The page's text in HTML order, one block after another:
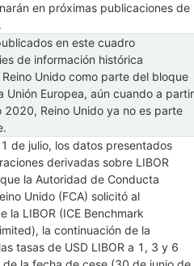
en próximas publicaciones de
en este cuadro
de información histórica
Unido como parte del bloque
Unión Europea, aún cuando a partir
2020, Reino Unido ya no es parte
de julio, los datos presentados
derivadas sobre LIBOR
la Autoridad de Conducta
Unido (FCA) solicitó al
la LIBOR (ICE Benchmark
la continuación de la
tasas de USD LIBOR a 1, 3 y 6